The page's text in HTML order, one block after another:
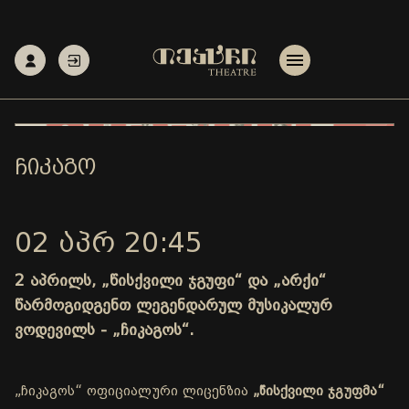
ᲩᲘᲙᲐᲒᲝ
02 ᲐᲞᲠ 20:45
2 აპრილს, „წისქვილი ჯგუფი“ და „არქი“
წარმოგიდგენთ ლეგენდარულ მუსიკალურ
ვოდევილს - „ჩიკაგოს“.
„ჩიკაგოს“ ოფიციალური ლიცენზია „წისქვილი ჯგუფმა“